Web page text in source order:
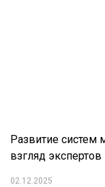
Развитие систем
взгляд экспертов
02.12.2025